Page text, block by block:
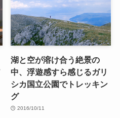
湖と空が溶け合う絶景の
中、浮遊感すら感じるガリ
シカ国立公園でトレッキン
グ
2016/10/11